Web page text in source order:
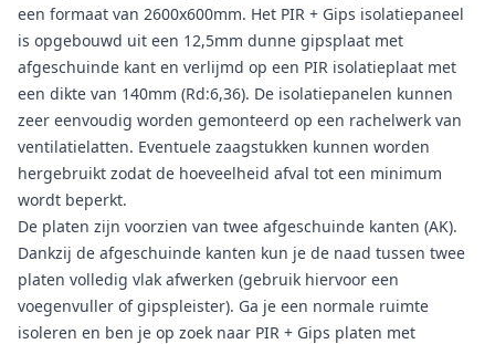
een formaat van 2600x600mm. Het PIR + Gips isolatiepaneel
is opgebouwd uit een 12,5mm dunne gipsplaat met
afgeschuinde kant en verlijmd op een PIR isolatieplaat met
een dikte van 140mm (Rd:6,36). De isolatiepanelen kunnen
zeer eenvoudig worden gemonteerd op een rachelwerk van
ventilatielatten. Eventuele zaagstukken kunnen worden
hergebruikt zodat de hoeveelheid afval tot een minimum
wordt beperkt.
De platen zijn voorzien van twee afgeschuinde kanten (AK).
Dankzij de afgeschuinde kanten kun je de naad tussen twee
platen volledig vlak afwerken (gebruik hiervoor een
voegenvuller of gipspleister). Ga je een normale ruimte
isoleren en ben je op zoek naar PIR + Gips platen met